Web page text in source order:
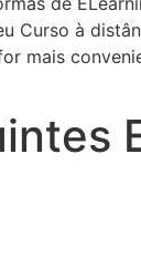
Curso à
mais